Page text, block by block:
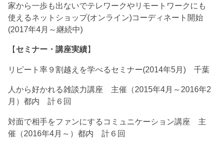
家から一歩も出ないでテレワークやリモートワークにも
使えるネットショップ(オンライン)コーディネート開始
(2017年4月～継続中)
【 セミナー・講座実績】
リピート率９割越えを学べるセミナー(2014年5月) 千葉
人から好かれる雑談力講座 主催（2015年4月～2016年2
月）都内 計６回
対面で相手をファンにするコミュニケーション講座 主
催（2016年4月～）都内 計６回